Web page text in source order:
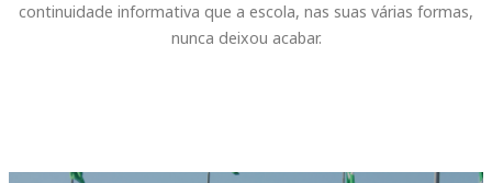
continuidade informativa que a escola, nas suas várias formas,
nunca deixou acabar.